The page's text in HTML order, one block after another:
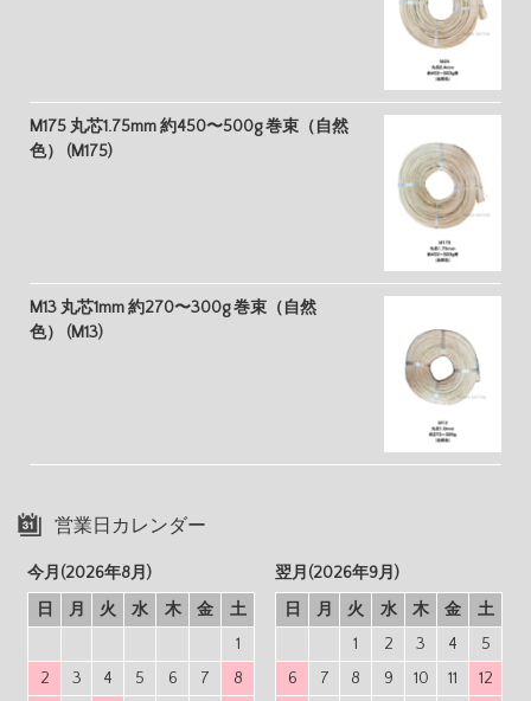
M175 丸芯1.75mm 約450〜500g 巻束（自然
色） (M175)
M13 丸芯1mm 約270〜300g 巻束（自然
色） (M13)
営業日カレンダー
今月(2026年8月)
日
月 火 水 木 金
土
1
2
3 4 5 6 7
8
翌月(2026年9月)
日
月 火 水 木 金
土
1
2 3 4
5
6
7 8 9 10 11
12